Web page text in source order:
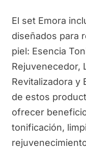
El set Emora
diseñados para
piel: Esencia
Rejuvenecedor,
Revitalizadora y
de estos
ofrecer
tonificación,